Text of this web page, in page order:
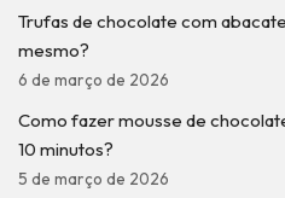
Trufas de chocolate com
mesmo?
6 de março de 2026
Como fazer mousse de
10 minutos?
5 de março de 2026